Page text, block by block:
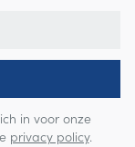
in voor onze
privacy policy.